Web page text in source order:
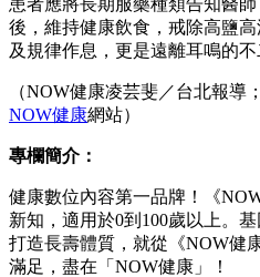
後，維持健康飲食，戒除高鹽
及規律作息，更是遠離耳鳴的不
（NOW健康凌芸斐／台北報導
NOW健康網站）
專欄簡介：
健康數位內容第一品牌！《
新知，適用於0到100歲以上。
打造長壽體質，就從《NOW健
滿足，盡在「NOW健康」！